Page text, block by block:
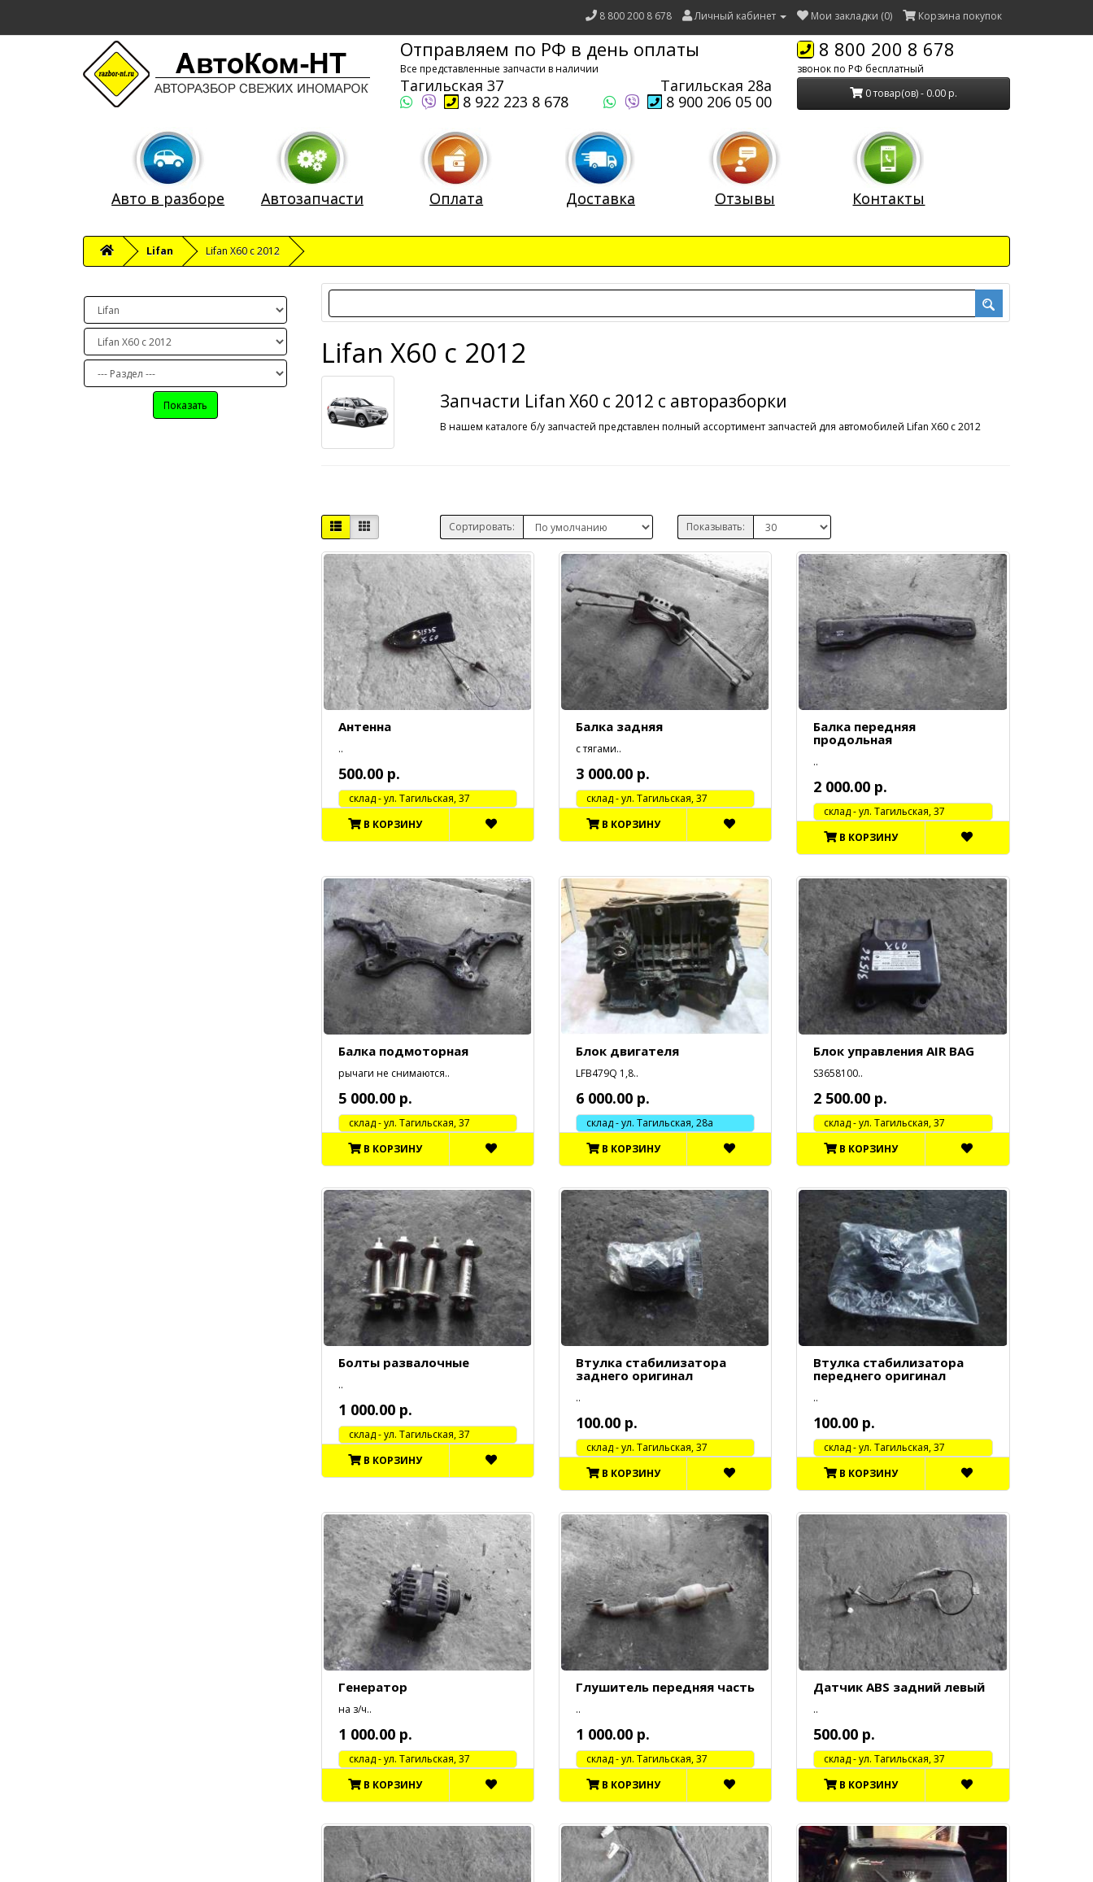
8 800 200 8 678 Личный кабинет Мои закладки (0) Корзина покупок
Отправляем по РФ в день оплаты
Все представленные запчасти в наличии
Тагильская 37
Тагильская 28а
8 922 223 8 678
8 900 206 05 00
8 800 200 8 678
звонок по РФ бесплатный
0 товар(ов) - 0.00 р.
Авто в разборе Автозапчасти Оплата Доставка Отзывы Контакты
Lifan Lifan X60 c 2012
Показать
Lifan X60 c 2012
Запчасти Lifan X60 c 2012 с авторазборки
В нашем каталоге б/у запчастей представлен полный ассортимент запчастей для автомобилей Lifan X60 c 2012
Сортировать: Показывать:
Антенна
..
500.00 р.
cклад - ул. Тагильская, 37
В КОРЗИНУ
Балка задняя
с тягами..
3 000.00 р.
cклад - ул. Тагильская, 37
В КОРЗИНУ
Балка передняя
продольная
..
2 000.00 р.
cклад - ул. Тагильская, 37
В КОРЗИНУ
Балка подмоторная
рычаги не снимаются..
5 000.00 р.
cклад - ул. Тагильская, 37
В КОРЗИНУ
Блок двигателя
LFB479Q 1,8..
6 000.00 р.
склад - ул. Тагильская, 28а
В КОРЗИНУ
Блок управления AIR BAG
S3658100..
2 500.00 р.
cклад - ул. Тагильская, 37
В КОРЗИНУ
Болты развалочные
..
1 000.00 р.
cклад - ул. Тагильская, 37
В КОРЗИНУ
Втулка стабилизатора
заднего оригинал
..
100.00 р.
cклад - ул. Тагильская, 37
В КОРЗИНУ
Втулка стабилизатора
переднего оригинал
..
100.00 р.
cклад - ул. Тагильская, 37
В КОРЗИНУ
Генератор
на з/ч..
1 000.00 р.
cклад - ул. Тагильская, 37
В КОРЗИНУ
Глушитель передняя часть
..
1 000.00 р.
cклад - ул. Тагильская, 37
В КОРЗИНУ
Датчик ABS задний левый
..
500.00 р.
cклад - ул. Тагильская, 37
В КОРЗИНУ